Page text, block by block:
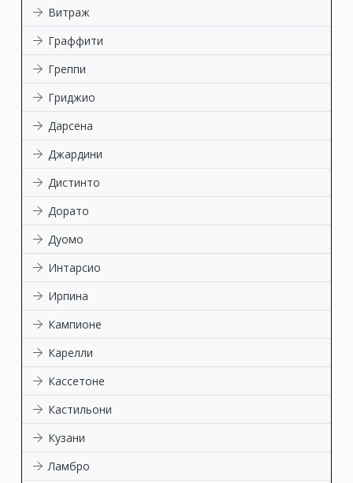
Витраж
Граффити
Греппи
Гриджио
Дарсена
Джардини
Дистинто
Дорато
Дуомо
Интарсио
Ирпина
Кампионе
Карелли
Кассетоне
Кастильони
Кузани
Ламбро